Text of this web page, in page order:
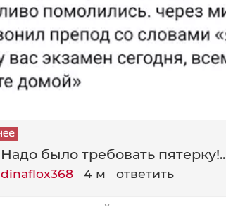
Надо было требовать пятерку!..
dinaflox368 4 м ответить